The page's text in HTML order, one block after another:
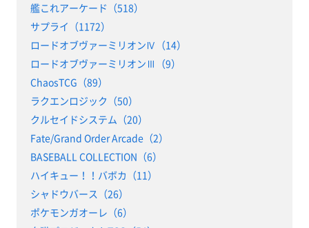
艦これアーケード（518）
サプライ（1172）
ロードオブヴァーミリオンⅣ（14）
ロードオブヴァーミリオンⅢ（9）
ChaosTCG（89）
ラクエンロジック（50）
クルセイドシステム（20）
Fate/Grand Order Arcade（2）
BASEBALL COLLECTION（6）
ハイキュー！！バボカ（11）
シャドウバース（26）
ポケモンガオーレ（6）